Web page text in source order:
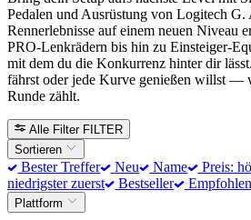
Pedalen und Ausrüstung von Logitech G.
Rennerlebnisse auf einem neuen Niveau
PRO-Lenkrädern bis hin zu Einsteiger-
mit dem du die Konkurrenz hinter dir
fährst oder jede Kurve genießen willst —
Runde zählt.
Alle Filter FILTER
Sortieren
Bester Treffer Neu Name Preis:
niedrigster zuerst
Bestseller Empfohlen
Plattform